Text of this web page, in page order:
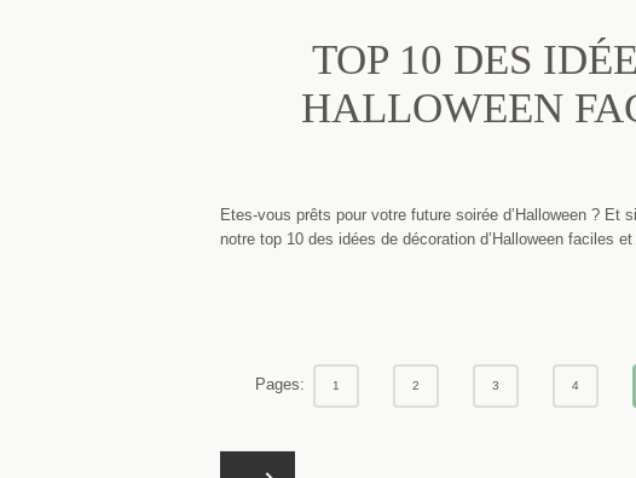
TOP 10 DES
HALLOWEEN
Etes-vous prêts pour votre future soirée d’Halloween ?
notre top 10 des idées de décoration d’Halloween faciles
Pages: 1 2 3 4
Pagination